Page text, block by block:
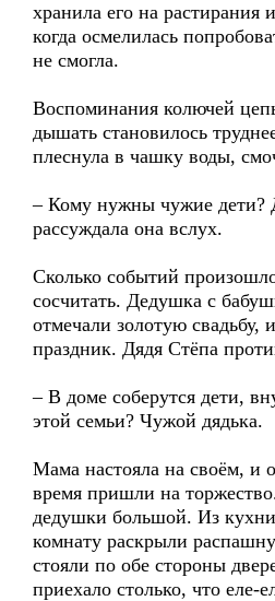
хранила его на растирания
когда осмелилась
не смогла.
Воспоминания колючей
дышать становилось
плеснула в чашку воды,
– Кому нужны чужие дети?
рассуждала она вслух.
Сколько событий
сосчитать. Дедушка с
отмечали золотую свадьбу,
праздник. Дядя Стёпа
– В доме соберутся дети,
этой семьи? Чужой дядька.
Мама настояла на своём, и
время пришли на
дедушки большой. Из
комнату раскрыли
стояли по обе стороны
приехало столько, что еле-